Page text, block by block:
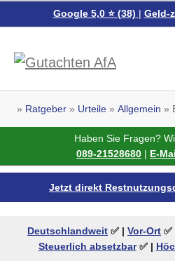
Google 5,0 ⭐ (38) | Geld-
Ratgeber
Urteile Allgemein
Haben Sie Fragen?
089-21528680 | E-
Jetzt direkt
Deutschlandweit ✅ | Vor-Ort ✅
Steuerlich absetzbar ✅|